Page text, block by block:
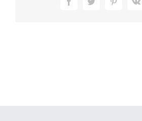
FacebookTwitterPinterest
Vk